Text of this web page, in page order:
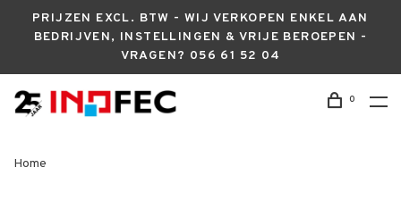
PRIJZEN EXCL. BTW - WIJ VERKOPEN ENKEL AAN
BEDRIJVEN, INSTELLINGEN & VRIJE BEROEPEN -
VRAGEN? 056 61 52 04
0
Home